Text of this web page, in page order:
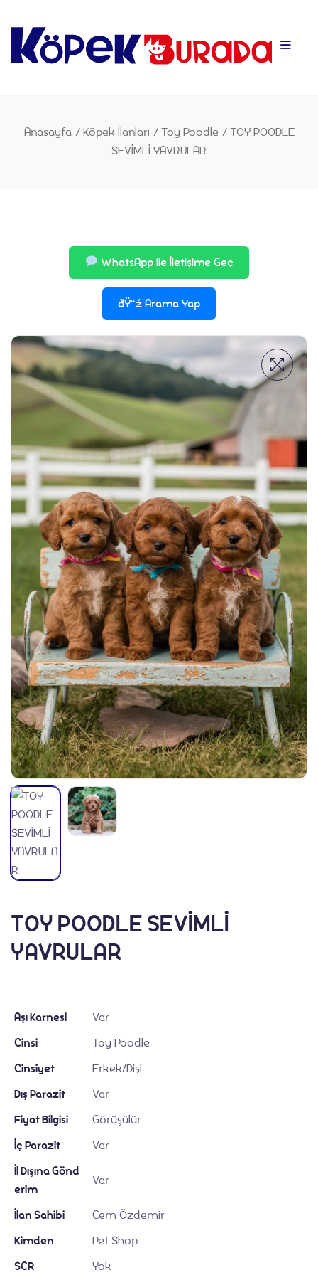
Hakkımızda
Köpek İlanları
Ürünler
Anasayfa / Köpek İlanları / Toy Poodle / TOY POODLE
SEVİMLİ YAVRULAR
WhatsApp ile İletişime Geç
ðŸ“ž Arama Yap
TOY POODLE SEVİMLİ
YAVRULAR
Aşı Karnesi Var
Cinsi Toy Poodle
Cinsiyet Erkek/Dişi
Dış Parazit Var
Fiyat Bilgisi Görüşülür
İç Parazit Var
İl Dışına Gönd
erim
Var
İlan Sahibi Cem Özdemir
Kimden Pet Shop
SCR Yok